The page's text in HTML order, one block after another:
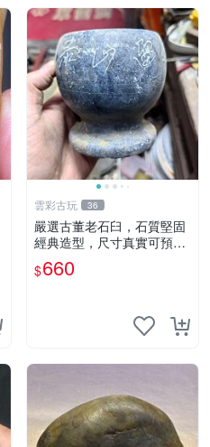
雲彩古玩 36
嚴選古董老石臼，石質堅固
經典造型，尺寸真實可預
覽，具歲月風華，適合收藏
與使用，不容錯過石器好物
$660